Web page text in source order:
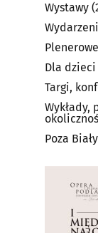
Wystawy
Dla dzieci
Targi,
Wykłady,
Poza